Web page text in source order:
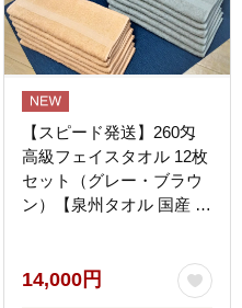
【スピード発送】260匁
高級フェイスタオル 12枚
セット（グレー・ブラウ
ン）【泉州タオル 国産 吸
ー 260匁】 G4540
14,000円